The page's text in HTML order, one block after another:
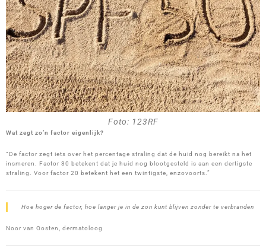
Foto: 123RF
Wat zegt zo’n factor eigenlijk?
“De factor zegt iets over het percentage straling dat de huid nog bereikt na het
insmeren. Factor 30 betekent dat je huid nog blootgesteld is aan een dertigste
straling. Voor factor 20 betekent het een twintigste, enzovoorts.”
Hoe hoger de factor, hoe langer je in de zon kunt blijven zonder te verbranden
Noor van Oosten, dermatoloog